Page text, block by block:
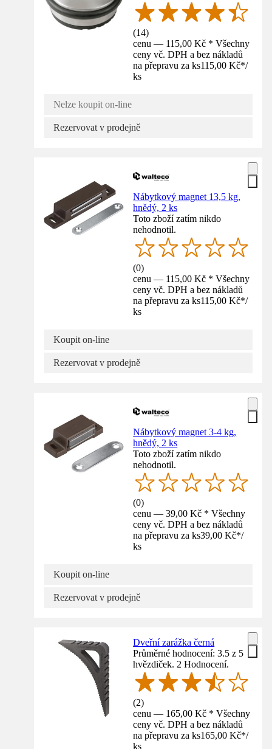
(14)
cenu — 115,00 Kč * Všechny
ceny vč. DPH a bez nákladů
na přepravu za ks115,00 Kč*/
ks
Nelze koupit on-line
Rezervovat v prodejně
Nábytkový magnet 13,5 kg,
hnědý, 2 ks
Toto zboží zatím nikdo
nehodnotil.
(0)
cenu — 115,00 Kč * Všechny
ceny vč. DPH a bez nákladů
na přepravu za ks115,00 Kč*/
ks
Koupit on-line
Rezervovat v prodejně
Nábytkový magnet 3-4 kg,
hnědý, 2 ks
Toto zboží zatím nikdo
nehodnotil.
(0)
cenu — 39,00 Kč * Všechny
ceny vč. DPH a bez nákladů
na přepravu za ks39,00 Kč*/
ks
Koupit on-line
Rezervovat v prodejně
Dveřní zarážka černá
Průměrné hodnocení: 3.5 z 5
hvězdiček. 2 Hodnocení.
(2)
cenu — 165,00 Kč * Všechny
ceny vč. DPH a bez nákladů
na přepravu za ks165,00 Kč*/
ks